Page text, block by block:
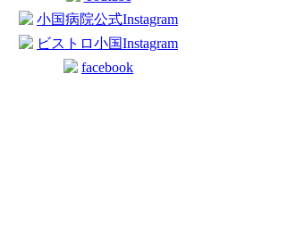
小国病院公式Instagram
ビストロ小国Instagram
facebook